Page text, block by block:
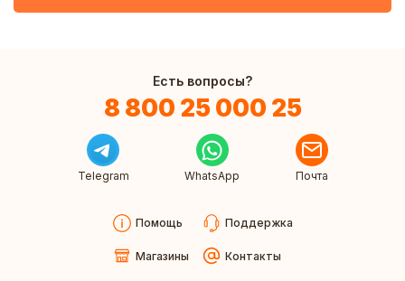
Есть вопросы?
8 800 25 000 25
Telegram WhatsApp Почта
Помощь Поддержка
Магазины Контакты